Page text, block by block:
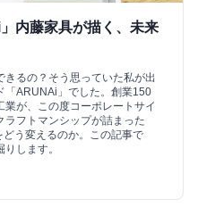
内藤家具が描く、未来
きるの？そう思っていた私が出
「ARUNAi」でした。創業150
が、この度コーポレートサイ
ラフトマンシップが詰まった
どう変えるのか。この記事で
します。